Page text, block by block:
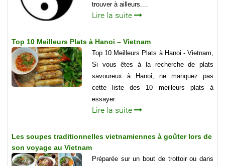
trouver à ailleurs....
Lire la suite
Top 10 Meilleurs Plats à Hanoi – Vietnam
Top 10 Meilleurs Plats à Hanoi - Vietnam,
Si vous êtes à la recherche de plats
savoureux à Hanoi, ne manquez pas
cette liste des 10 meilleurs plats à
essayer.
Lire la suite
Les soupes traditionnelles vietnamiennes à goûter lors de
son voyage au Vietnam
Préparée sur un bout de trottoir ou dans